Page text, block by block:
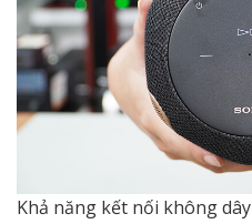
Khả năng kết nối không